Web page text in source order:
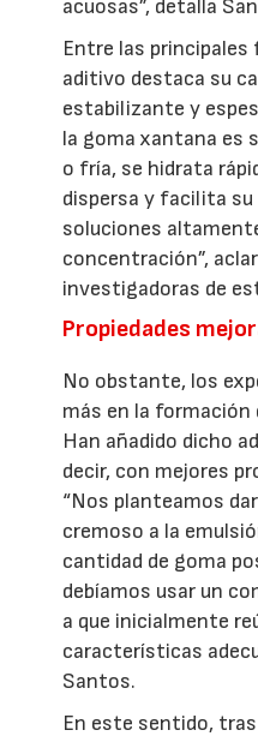
acuosas”, detalla
Entre las
aditivo destaca su
estabilizante y
la goma xantana es
o fría, se hidrata
dispersa y facilita
soluciones
concentración”,
investigadoras de
Propiedades
No obstante, los
más en la formación
Han añadido dicho
decir, con mejores
“Nos planteamos
cremoso a la
cantidad de goma
debíamos usar un
a que inicialmente
características
Santos.
En este sentido,